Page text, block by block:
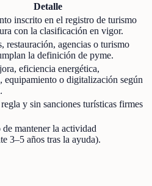
Detalle
inscrito en el registro de turismo
con la clasificación en vigor.
restauración, agencias o turismo
la definición de pyme.
eficiencia energética,
equipamiento o digitalización según
y sin sanciones turísticas firmes
mantener la actividad
3–5 años tras la ayuda).